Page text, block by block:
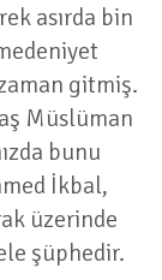
asırda bin
gitmiş.
Müslüman
bunu
İkbal,
üzerinde
şüphedir.